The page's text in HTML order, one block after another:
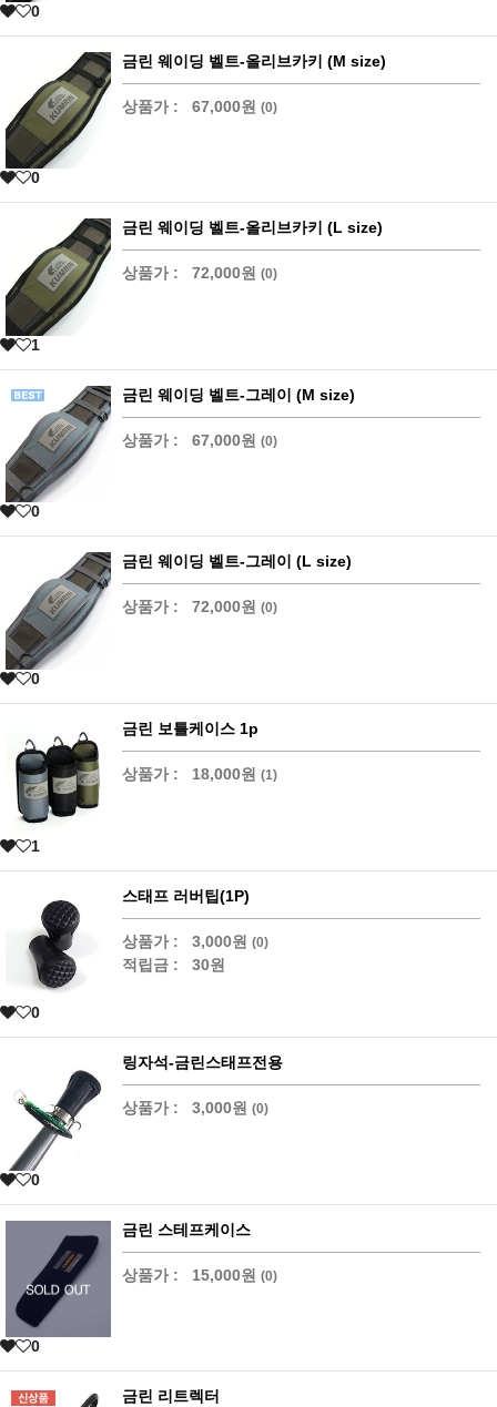
0
금린 웨이딩 벨트-올리브카키 (M size)
상품가 : 67,000원 (0)
0
금린 웨이딩 벨트-올리브카키 (L size)
상품가 : 72,000원 (0)
1
금린 웨이딩 벨트-그레이 (M size)
상품가 : 67,000원 (0)
0
금린 웨이딩 벨트-그레이 (L size)
상품가 : 72,000원 (0)
0
금린 보틀케이스 1p
상품가 : 18,000원 (1)
1
스태프 러버팁(1P)
상품가 : 3,000원 (0)
적립금 : 30원
0
링자석-금린스태프전용
상품가 : 3,000원 (0)
0
금린 스테프케이스
상품가 : 15,000원 (0)
0
금린 리트렉터